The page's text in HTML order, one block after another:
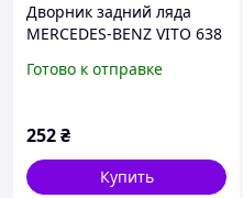
Дворник задний ляда
MERCEDES-BENZ VITO 638
638) (A6388201944,
Готово к отправке
252₴
Купить